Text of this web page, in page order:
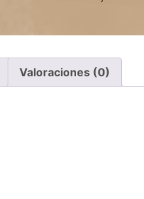
Valoraciones (0)